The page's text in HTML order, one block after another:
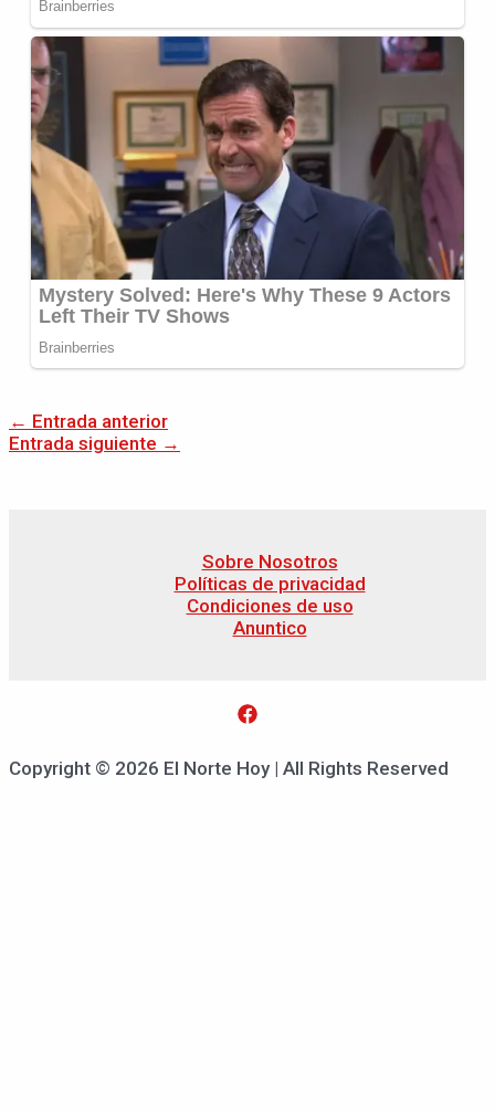
← Entrada anterior
Entrada siguiente →
Sobre Nosotros
Políticas de privacidad
Condiciones de uso
Anuntico
Copyright © 2026 El Norte Hoy | All Rights Reserved